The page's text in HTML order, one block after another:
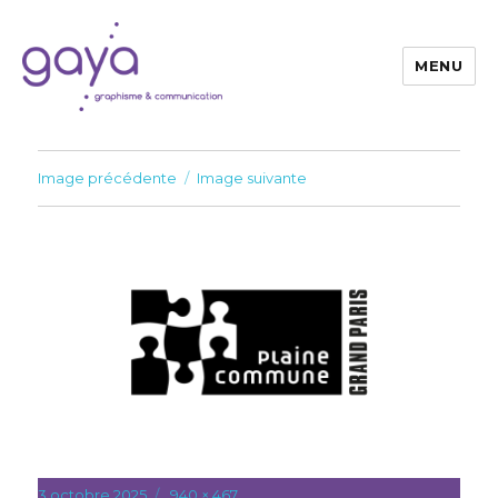
MENU
Image précédente Image suivante